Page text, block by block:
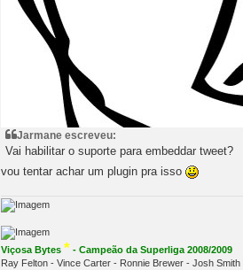
Jarmane escreveu:
Vai habilitar o suporte para embeddar tweet?
vou tentar achar um plugin pra isso
Viçosa Bytes * - Campeão da Superliga 2008/2009
Ray Felton - Vince Carter - Ronnie Brewer - Josh